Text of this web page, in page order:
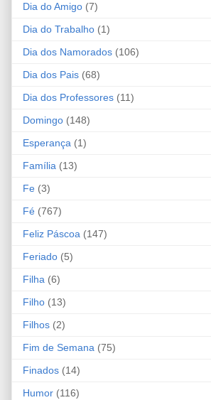
Dia do Amigo (7)
Dia do Trabalho (1)
Dia dos Namorados (106)
Dia dos Pais (68)
Dia dos Professores (11)
Domingo (148)
Esperança (1)
Família (13)
Fe (3)
Fé (767)
Feliz Páscoa (147)
Feriado (5)
Filha (6)
Filho (13)
Filhos (2)
Fim de Semana (75)
Finados (14)
Humor (116)